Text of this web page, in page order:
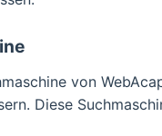
von
Diese